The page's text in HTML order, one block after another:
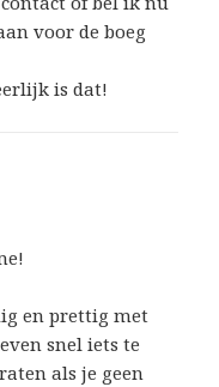
voor de boeg
is dat!
en prettig met
snel iets te
als je geen